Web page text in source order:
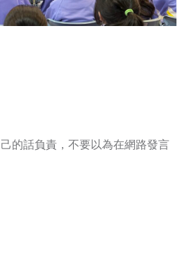
的話負責，不要以為在網路發言